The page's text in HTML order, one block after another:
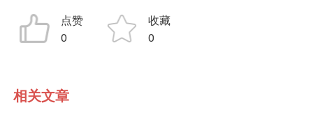
点赞
0
收藏
0
相关文章